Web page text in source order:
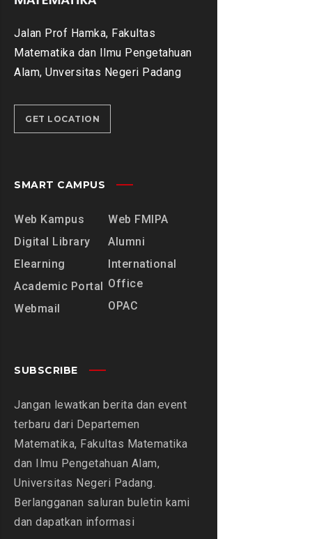
Jalan Prof Hamka, Fakultas
Matematika dan Ilmu Pengetahuan
Alam, Unversitas Negeri Padang
GET LOCATION
SMART CAMPUS
Web Kampus
Digital Library
Elearning
Academic Portal
Webmail
Web FMIPA
Alumni
International
Office
OPAC
SUBSCRIBE
Jangan lewatkan berita dan event
terbaru dari Departemen
Matematika, Fakultas Matematika
dan Ilmu Pengetahuan Alam,
Universitas Negeri Padang.
Berlangganan saluran buletin kami
dan dapatkan informasi